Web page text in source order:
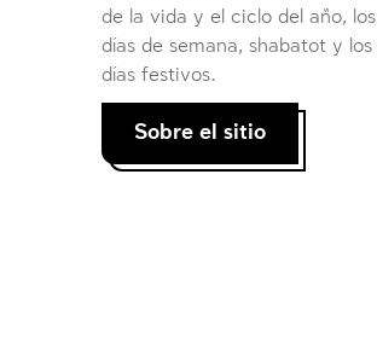
de la vida y el ciclo del año, los
días de semana, shabatot y los
días festivos.
Sobre el sitio